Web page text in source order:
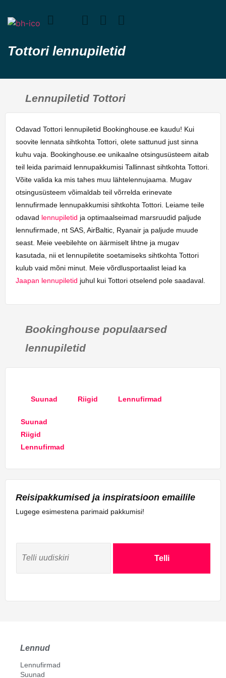
Tottori lennupiletid
Lennupiletid Tottori
Odavad Tottori lennupiletid Bookinghouse.ee kaudu! Kui
soovite lennata sihtkohta Tottori, olete sattunud just sinna
kuhu vaja. Bookinghouse.ee unikaalne otsingusüsteem aitab
teil leida parimaid lennupakkumisi Tallinnast sihtkohta Tottori.
Võite valida ka mis tahes muu lähtelennujaama. Mugav
otsingusüsteem võimaldab teil võrrelda erinevate
lennufirmade lennupakkumisi sihtkohta Tottori. Leiame teile
odavad lennupiletid ja optimaalseimad marsruudid paljude
lennufirmade, nt SAS, AirBaltic, Ryanair ja paljude muude
seast. Meie veebilehte on äärmiselt lihtne ja mugav
kasutada, nii et lennupiletite soetamiseks sihtkohta Tottori
kulub vaid mõni minut. Meie võrdlusportaalist leiad ka
Jaapan lennupiletid juhul kui Tottori otselend pole saadaval.
Bookinghouse populaarsed
lennupiletid
Suunad Riigid Lennufirmad
Suunad
Riigid
Lennufirmad
Reisipakkumised ja inspiratsioon emailile
Lugege esimestena parimaid pakkumisi!
Telli
Lennud
Lennufirmad
Suunad